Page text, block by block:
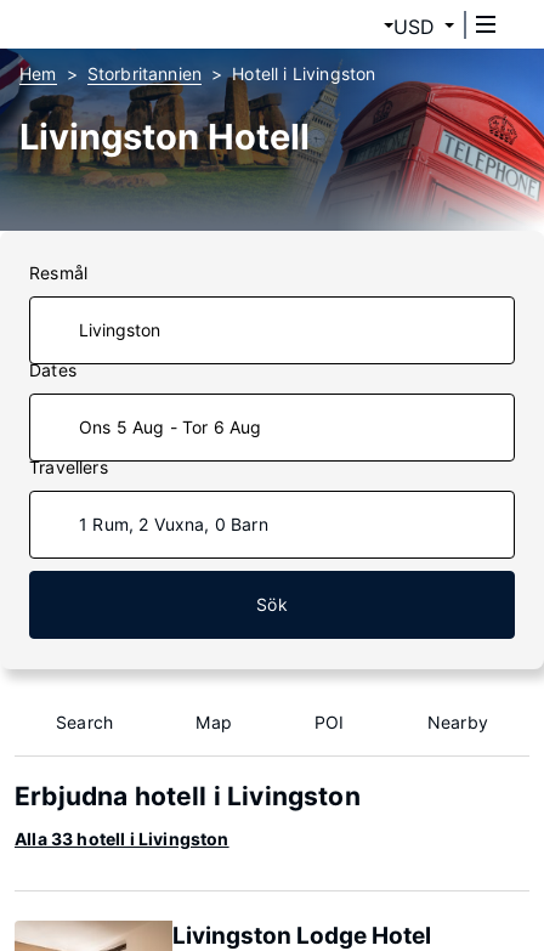
USD
Hem Storbritannien Hotell i Livingston
Livingston Hotell
Resmål
Dates
Ons 5 Aug - Tor 6 Aug
Travellers
1 Rum, 2 Vuxna, 0 Barn
Sök
Search Map POI Nearby
Erbjudna hotell i Livingston
Alla 33 hotell i Livingston
Livingston Lodge Hotel